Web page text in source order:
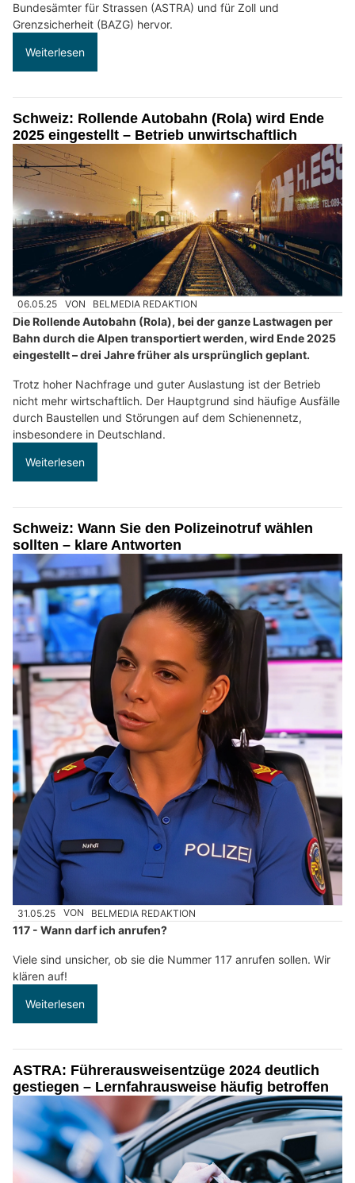
Bundesämter für Strassen (ASTRA) und für Zoll und
Grenzsicherheit (BAZG) hervor.
Weiterlesen
Schweiz: Rollende Autobahn (Rola) wird Ende
2025 eingestellt – Betrieb unwirtschaftlich
06.05.25 VON BELMEDIA REDAKTION
Die Rollende Autobahn (Rola), bei der ganze Lastwagen per
Bahn durch die Alpen transportiert werden, wird Ende 2025
eingestellt – drei Jahre früher als ursprünglich geplant.
Trotz hoher Nachfrage und guter Auslastung ist der Betrieb
nicht mehr wirtschaftlich. Der Hauptgrund sind häufige Ausfälle
durch Baustellen und Störungen auf dem Schienennetz,
insbesondere in Deutschland.
Weiterlesen
Schweiz: Wann Sie den Polizeinotruf wählen
sollten – klare Antworten
31.05.25 VON BELMEDIA REDAKTION
117 - Wann darf ich anrufen?
Viele sind unsicher, ob sie die Nummer 117 anrufen sollen. Wir
klären auf!
Weiterlesen
ASTRA: Führerausweisentzüge 2024 deutlich
gestiegen – Lernfahrausweise häufig betroffen